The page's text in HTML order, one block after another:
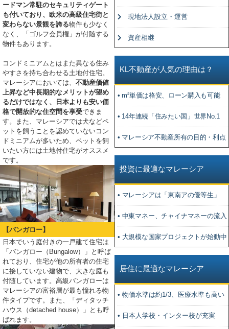
現地法人設立・運営
資産相継
KL不動産が人気の理由は？
• m²単価は格安、ローン購入も可能
• 14年連続「住みたい国」世界No.1
• マレーシア不動産所有の目的・利点
投資に最適なマレーシア
• マレーシアは「東南アの優等生」
• 中東マネー、チャイナマネーの流入
• 大規模な国家プロジェクトが始動中
居住に最適なマレーシア
• 物価水準は約1/3、医療水準も高い
• 日本人学校・インター校が充実
ードマン常駐のセキュリティゲート
も付いており、欧米の高級住宅街と
変わらない景観を誇る物件も少なく
なく、「ゴルフ会員権」が付随する
物件もあります。
コンドミニアムとはまた異なる住み
やすさを持ち合わせる土地付住宅。
マレーシアにおいては、 不動産価値
上昇など中長期的なメリットが望め
るだけではなく、日本よりも安い価
格で開放的な住空間を享受できま
す。また、マレーシアでは犬などペ
ットを飼うことを認めていないコン
ドミニアムが多いため、ペットを飼
いたい方には土地付住宅がオススメ
です。
【バンガロー】
日本でいう庭付きの一戸建て住宅は
「バンガロー（Bungalow）」と呼ば
れており、住宅が他の所有者の住宅
に接していない建物で、大きな庭も
付随しています。高級バンガローは
マレーシアの富裕層が最も憧れる物
件タイプです。また、「ディタッチ
ハウス（detached house）」とも呼
ばれます。